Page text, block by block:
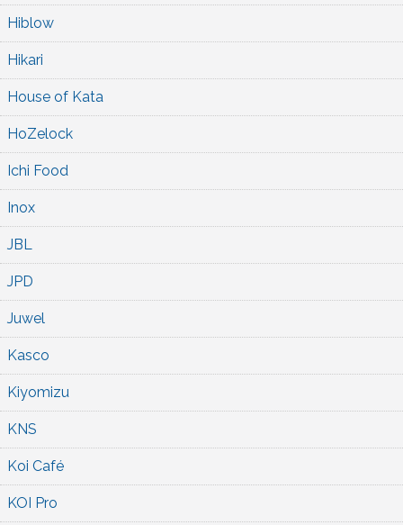
Hiblow
Hikari
House of Kata
HoZelock
Ichi Food
Inox
JBL
JPD
Juwel
Kasco
Kiyomizu
KNS
Koi Café
KOI Pro